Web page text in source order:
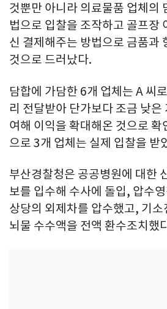
것뿐만 아니라 의료물품 업체의
법으로 입찰을 조작하고 골프장
신 결제해주는 방법으로 금품과
것으로 드러났다.
담합에 가담한 6개 업체는 A 씨
리 전달받아 단가보다 조금 낮
여해 이익을 확대해온 것으로 확
으로 3개 업체는 실제 입찰을 받
부산경찰청은 공공병원에 대한
보를 입수해 수사에 돌입, 압수
상당의 외제차를 압수했고, 기소
뇌물 수수액을 전액 환수조치했